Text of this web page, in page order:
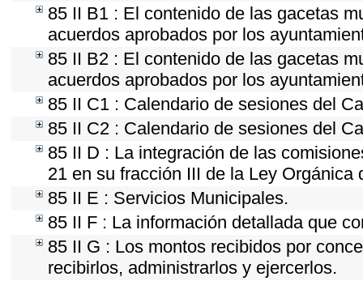
85 II B1 : El contenido de las gacetas
acuerdos aprobados por los
85 II B2 : El contenido de las gacetas
acuerdos aprobados por los
85 II C1 : Calendario de sesiones del
85 II C2 : Calendario de sesiones del
85 II D : La integración de las
21 en su fracción III de la Ley Orgánica
85 II E : Servicios Municipales.
85 II F : La información detallada que
85 II G : Los montos recibidos por
recibirlos, administrarlos y ejercerlos.